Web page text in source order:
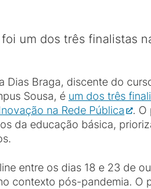
um dos três finalistas
Dias Braga, discente do
Sousa, é um dos três
na Rede Pública
. O
da educação básica,
entre os dias 18 e 23 de
contexto pós-pandemia. O